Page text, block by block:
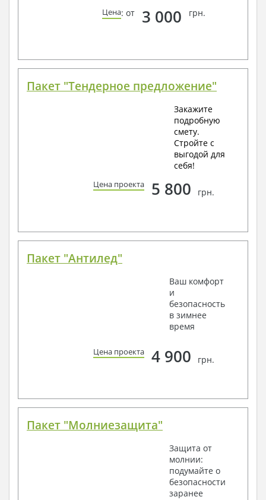
Цена: от 3 000 грн.
Пакет "Тендерное предложение"
Закажите
подробную
смету.
Стройте с
выгодой для
себя!
Цена проекта 5 800 грн.
Пакет "Антилед"
Ваш комфорт
и
безопасность
в зимнее
время
Цена проекта 4 900 грн.
Пакет "Молниезащита"
Защита от
молнии:
подумайте о
безопасности
заранее